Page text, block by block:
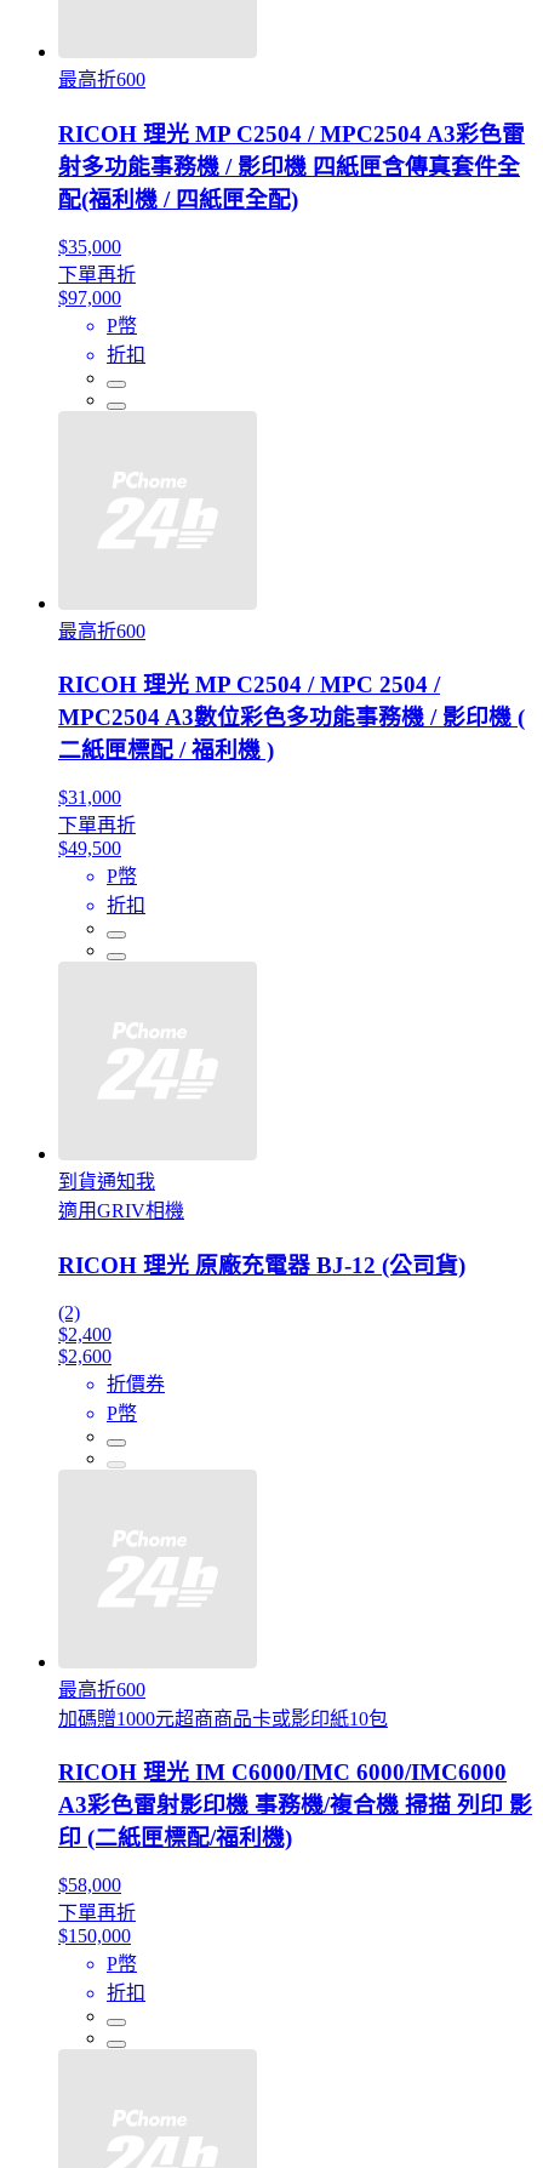
最高折600
RICOH 理光 MP C2504 / MPC2504 A3彩色雷
射多功能事務機 / 影印機 四紙匣含傳真套件全
配(福利機 / 四紙匣全配)
$35,000
下單再折
$97,000
P幣
折扣
最高折600
RICOH 理光 MP C2504 / MPC 2504 /
MPC2504 A3數位彩色多功能事務機 / 影印機 (
二紙匣標配 / 福利機 )
$31,000
下單再折
$49,500
P幣
折扣
到貨通知我
適用GRIV相機
RICOH 理光 原廠充電器 BJ-12 (公司貨)
(2)
$2,400
$2,600
折價券
P幣
最高折600
加碼贈1000元超商商品卡或影印紙10包
RICOH 理光 IM C6000/IMC 6000/IMC6000
A3彩色雷射影印機 事務機/複合機 掃描 列印 影
印 (二紙匣標配/福利機)
$58,000
下單再折
$150,000
P幣
折扣